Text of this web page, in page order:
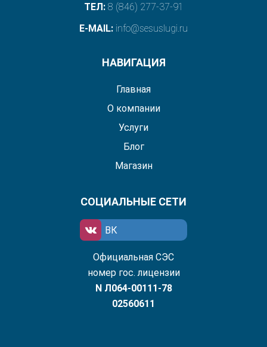
ТЕЛ: 8 (846) 277-37-91
E-MAIL: info@sesuslugi.ru
НАВИГАЦИЯ
Главная
О компании
Услуги
Блог
Магазин
СОЦИАЛЬНЫЕ СЕТИ
ВК
Официальная СЭС
номер гос. лицензии
N Л064-00111-78
02560611